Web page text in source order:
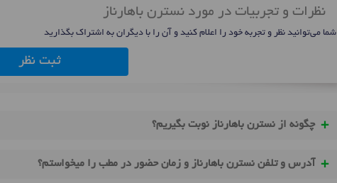
نظرات و تجربیات در مورد نسترن باهارناز
شما می‌توانید نظر و تجربه خود را اعلام کنید و آن را با دیگران به اشتراک بگذارید
ثبت نظر
چگونه از نسترن باهارناز نوبت بگیریم؟
آدرس و تلفن نسترن باهارناز و زمان حضور در مطب را میخواستم؟